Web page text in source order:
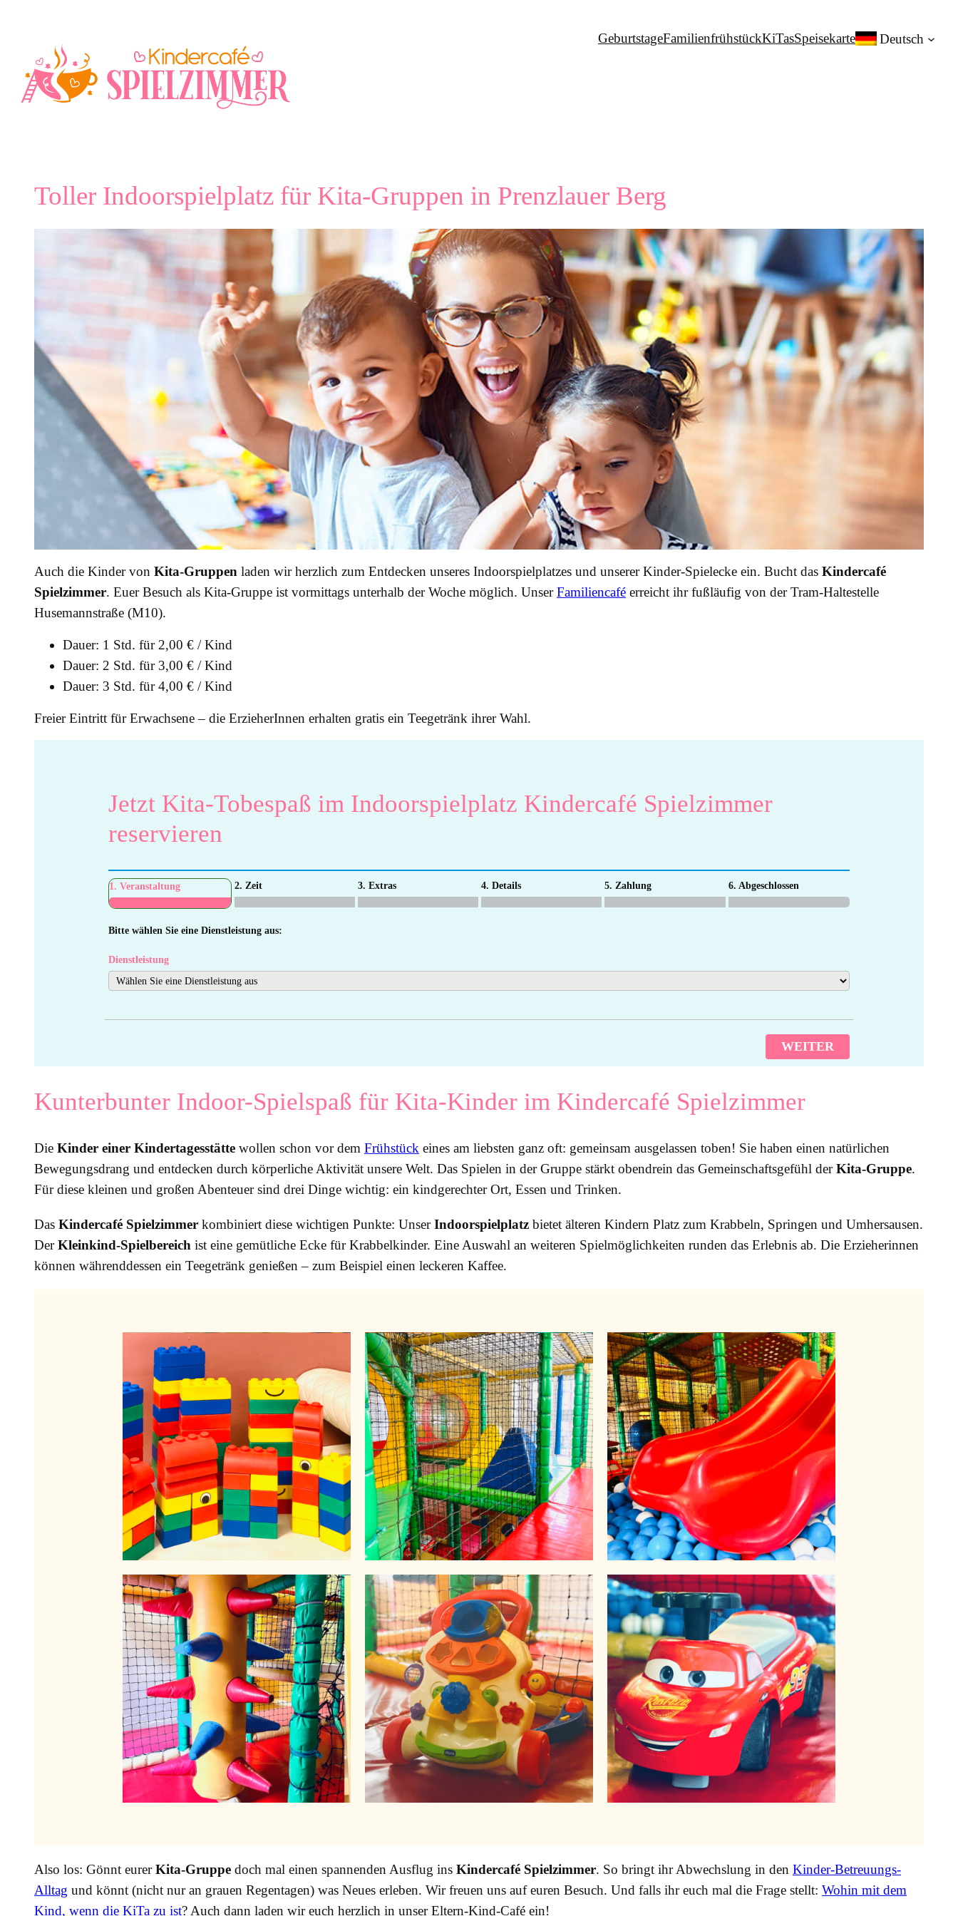
springen
GeburtstageFamilienfrühstückKiTasSpeisekarte Deutsch
Toller Indoorspielplatz für Kita-Gruppen in Prenzlauer Berg
Auch die Kinder von Kita-Gruppen laden wir herzlich zum Entdecken unseres Indoorspielplatzes und unserer Kinder-Spielecke ein. Bucht das Kindercafé
Spielzimmer. Euer Besuch als Kita-Gruppe ist vormittags unterhalb der Woche möglich. UnserFamiliencafé erreicht ihr fußläufig von der Tram-Haltestelle
Husemannstraße (M10).
Dauer: 1 Std. für 2,00 € / Kind
Dauer: 2 Std. für 3,00 € / Kind
Dauer: 3 Std. für 4,00 € / Kind
Freier Eintritt für Erwachsene – die ErzieherInnen erhalten gratis ein Teegetränk ihrer Wahl.
Jetzt Kita-Tobespaß im Indoorspielplatz Kindercafé Spielzimmer
reservieren
1. Veranstaltung 2. Zeit 3. Extras 4. Details 5. Zahlung 6. Abgeschlossen
Bitte wählen Sie eine Dienstleistung aus:
Dienstleistung
WEITER
Kunterbunter Indoor-Spielspaß für Kita-Kinder im Kindercafé Spielzimmer
Die Kinder einer Kindertagesstätte wollen schon vor dem Frühstück eines am liebsten ganz oft: gemeinsam ausgelassen toben! Sie haben einen natürlichen
Bewegungsdrang und entdecken durch körperliche Aktivität unsere Welt. Das Spielen in der Gruppe stärkt obendrein das Gemeinschaftsgefühl derKita-Gruppe.
Für diese kleinen und großen Abenteuer sind drei Dinge wichtig: ein kindgerechter Ort, Essen und Trinken.
Das Kindercafé Spielzimmer kombiniert diese wichtigen Punkte: UnserIndoorspielplatz bietet älteren Kindern Platz zum Krabbeln, Springen und Umhersausen.
DerKleinkind-Spielbereich ist eine gemütliche Ecke für Krabbelkinder. Eine Auswahl an weiteren Spielmöglichkeiten runden das Erlebnis ab. Die Erzieherinnen
können währenddessen ein Teegetränk genießen – zum Beispiel einen leckeren Kaffee.
Also los: Gönnt eurerKita-Gruppe doch mal einen spannenden Ausflug ins Kindercafé Spielzimmer. So bringt ihr Abwechslung in den Kinder-Betreuungs-
Alltag und könnt (nicht nur an grauen Regentagen) was Neues erleben. Wir freuen uns auf euren Besuch. Und falls ihr euch mal die Frage stellt: Wohin mit dem
Kind, wenn die KiTa zu ist? Auch dann laden wir euch herzlich in unser Eltern-Kind-Café ein!